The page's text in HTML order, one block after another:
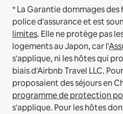
* La Garantie dommages des
police d'assurance et est
limites. Elle ne protège pas
logements au Japon, car l'
s'applique, ni les hôtes qui
biais d'Airbnb Travel LLC.
proposaient des séjours en
programme de protection
s'applique. Pour les hôtes